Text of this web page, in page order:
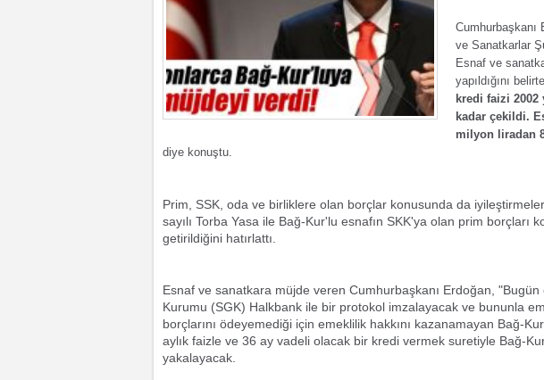
Cumhurbaşkanı
ve Sanatkarlar
Esnaf ve
yapıldığını
kredi faizi 2002
kadar çekildi.
milyon liradan
diye konuştu.
Prim, SSK, oda ve birliklere olan borçlar konusunda da iyileştirmeler
sayılı Torba Yasa ile Bağ-Kur'lu esnafın SKK'ya olan prim borçları
getirildiğini hatırlattı.
Esnaf ve sanatkara müjde veren Cumhurbaşkanı Erdoğan,
Kurumu (SGK) Halkbank ile bir protokol imzalayacak ve bununla
borçlarını ödeyemediği için emeklilik hakkını kazanamayan Bağ-
aylık faizle ve 36 ay vadeli olacak bir kredi vermek suretiyle Bağ-
yakalayacak.